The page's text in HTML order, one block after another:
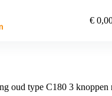
€
oud type C180 3 knoppen